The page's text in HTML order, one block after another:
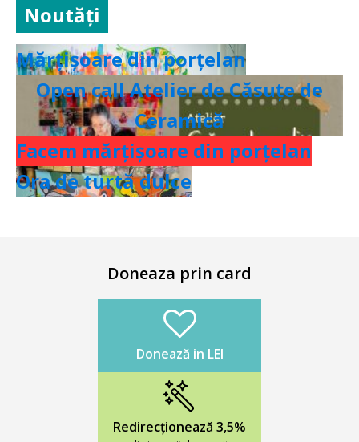
Noutăți
Mărțișoare din porțelan
Open call Atelier de Căsuțe de
Ceramică
Facem mărțișoare din porțelan
Ora de turtă dulce
Doneaza prin card
Donează in LEI
Redirecționează 3,5%